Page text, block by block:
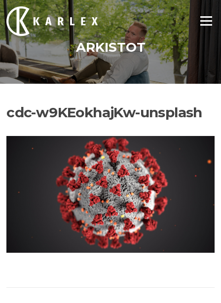
Siirry
suoraan
sisältöön
Valikko
ARKISTOT
cdc-w9KEokhajKw-unsplash